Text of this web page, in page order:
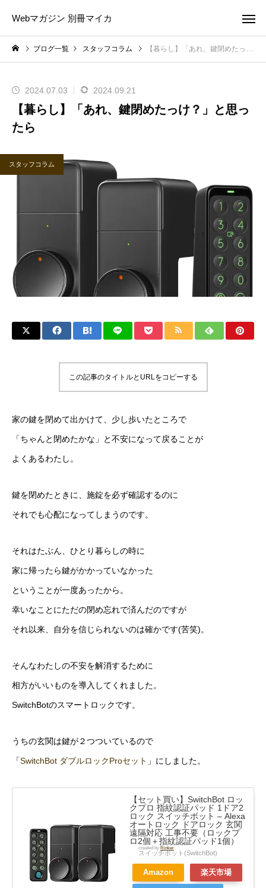
Webマガジン 別冊マイカ
ブログ一覧 スタッフコラム 【暮らし】「あれ、鍵閉めたっけ？」と思ったら
2024.07.03 2024.09.21
【暮らし】「あれ、鍵閉めたっけ？」と思っ
たら
スタッフコラム
この記事のタイトルとURLをコピーする
家の鍵を閉めて出かけて、少し歩いたところで
「ちゃんと閉めたかな」と不安になって戻ることが
よくあるわたし。
鍵を閉めたときに、施錠を必ず確認するのに
それでも心配になってしまうのです。
それはたぶん、ひとり暮らしの時に
家に帰ったら鍵がかかっていなかった
ということが一度あったから。
幸いなことにただの閉め忘れで済んだのですが
それ以来、自分を信じられないのは確かです(苦笑)。
そんなわたしの不安を解消するために
相方がいいものを導入してくれました。
SwitchBotのスマートロックです。
うちの玄関は鍵が２つついているので
「SwitchBot ダブルロックProセット 」にしました。
【セット買い】SwitchBot ロッ
クプロ 指紋認証パッド 1ドア2
ロック スイッチボット – Alexa
オートロック ドアロック 玄関
遠隔対応 工事不要（ロックプ
ロ2個＋指紋認証パッド1個）
created by Rinker
スイッチボット(SwitchBot)
Amazon 楽天市場